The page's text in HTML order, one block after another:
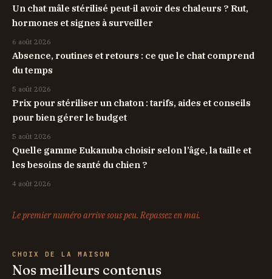
Un chat mâle stérilisé peut-il avoir des chaleurs ? Rut,
hormones et signes à surveiller
6 août 2026
Absence, routines et retours : ce que le chat comprend
du temps
5 août 2026
Prix pour stériliser un chaton : tarifs, aides et conseils
pour bien gérer le budget
5 août 2026
Quelle gamme Eukanuba choisir selon l’âge, la taille et
les besoins de santé du chien ?
4 août 2026
Le premier numéro arrive sous peu. Repassez en mai.
CHOIX DE LA MAISON
Nos meilleurs contenus